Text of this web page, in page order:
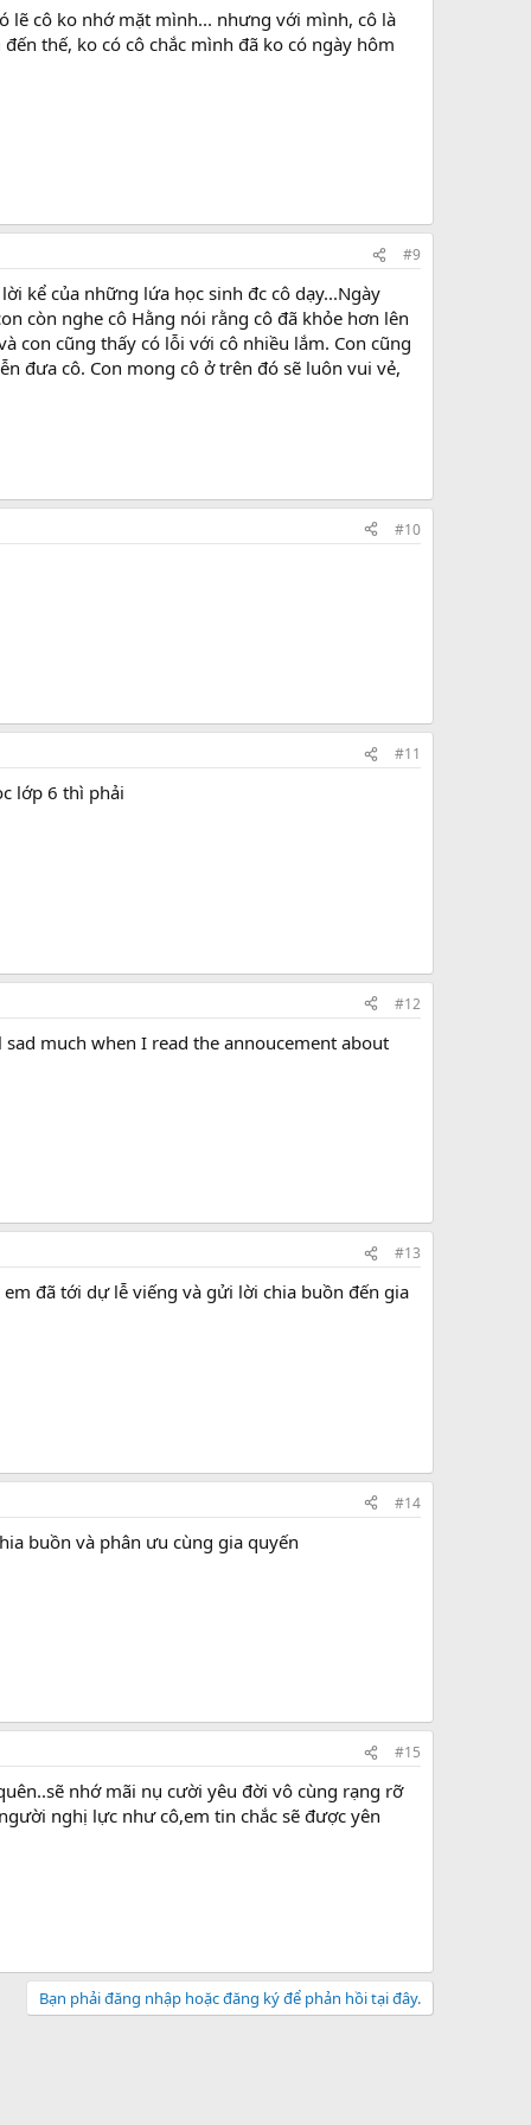
lẽ cô ko nhớ mặt mình... nhưng với mình, cô là
thế, ko có cô chắc mình đã ko có ngày hôm
#9
kể của những lứa học sinh đc cô dạy...Ngày
còn nghe cô Hằng nói rằng cô đã khỏe hơn lên
con cũng thấy có lỗi với cô nhiều lắm. Con cũng
đưa cô. Con mong cô ở trên đó sẽ luôn vui vẻ,
#10
#11
lớp 6 thì phải
#12
much when I read the annoucement about
#13
đã tới dự lễ viếng và gửi lời chia buồn đến gia
#14
buồn và phân ưu cùng gia quyến
#15
nhớ mãi nụ cười yêu đời vô cùng rạng rỡ
nghị lực như cô,em tin chắc sẽ được yên
Bạn phải đăng nhập hoặc đăng ký để phản hồi tại đây.